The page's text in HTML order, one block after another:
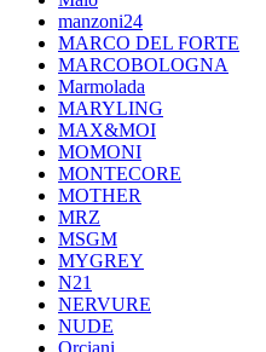
manzoni24
MARCO DEL FORTE
MARCOBOLOGNA
Marmolada
MARYLING
MAX&MOI
MOMONI
MONTECORE
MOTHER
MRZ
MSGM
MYGREY
N21
NERVURE
NUDE
Orciani